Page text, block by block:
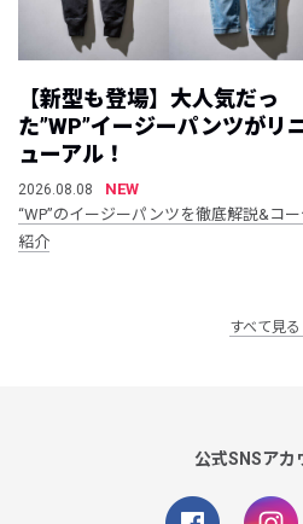
【新型も登場】大人気だっ
た”WP”イージーパンツがリ
ューアル！
2026.08.08
NEW
“WP”のイージーパンツを徹底解説&コ
紹介
すべて見る
公式SNSアカ